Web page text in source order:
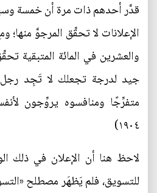
قدَّر أحدهم ذات مرة أن خمسة
الإعلانات لا تحقِّق المرجوَّ
والعشرين في المائة المتبقية
جيد لدرجة تجعلك لا تَجِد
متفرِّجًا ومنافسوه يروِّجون
١٩٠٤)
لاحظ هنا أن الإعلان في ذلك
للتسويق، فلم يَظهَر مصطلح